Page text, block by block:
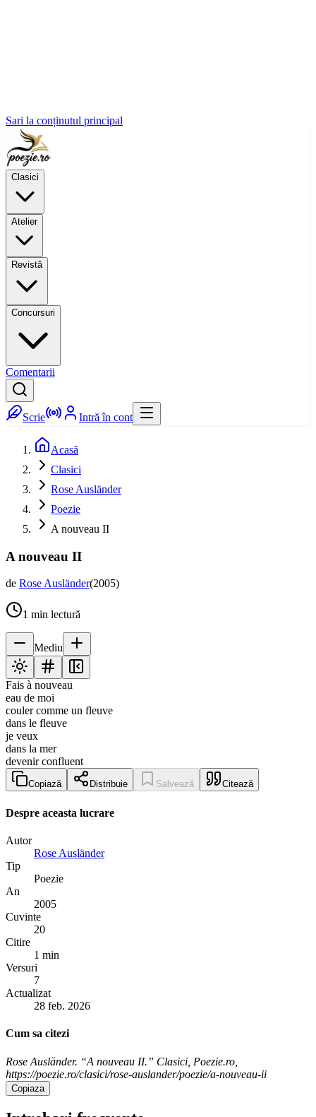
Sari la conținutul principal
Clasici
Atelier
Revistă
Concursuri
Comentarii
Scrie Intră în cont
Acasă
Clasici
Rose Ausländer
Poezie
A nouveau II
A nouveau II
de Rose Ausländer(2005)
1 min lectură
Mediu
Fais à nouveau
eau de moi
couler comme un fleuve
dans le fleuve
je veux
dans la mer
devenir confluent
Copiază Distribuie Salvează Citează
Despre aceasta lucrare
Autor
Rose Ausländer
Tip
Poezie
An
2005
Cuvinte
20
Citire
1 min
Versuri
7
Actualizat
28 feb. 2026
Cum sa citezi
Rose Ausländer. “A nouveau II.” Clasici, Poezie.ro,
https://poezie.ro/clasici/rose-auslander/poezie/a-nouveau-ii
Copiaza